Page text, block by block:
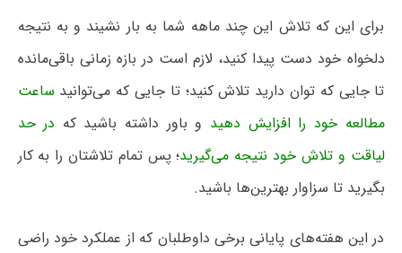
برای این که تلاش این چند ماهه شما به بار نشیند و به نتیجه
دلخواه خود دست پیدا کنید، لازم است در بازه زمانی باقی‌مانده
تا جایی که توان دارید تلاش کنید؛ تا جایی که می‌توانید ساعت
مطالعه خود را افزایش دهید و باور داشته باشید که در حد
لیاقت و تلاش خود نتیجه می‌گیرید؛ پس تمام تلاشتان را به کار
بگیرید تا سزاوار بهترین‌ها باشید.
در این هفته‌های پایانی برخی داوطلبان که از عملکرد خود راضی